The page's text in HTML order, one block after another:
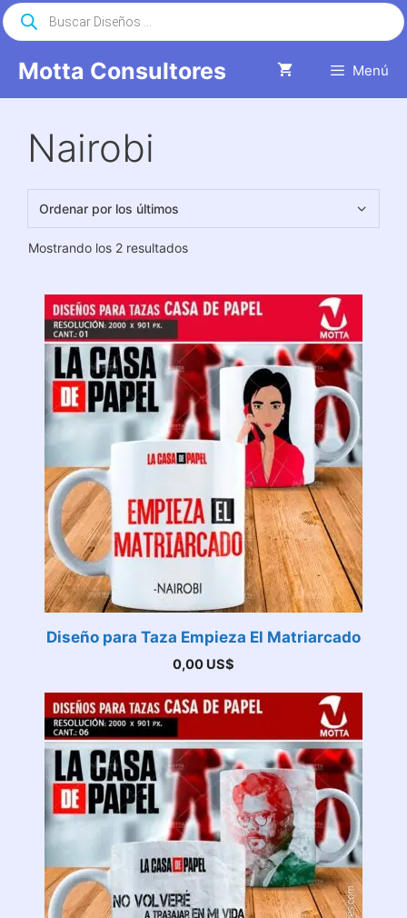
Saltar
al
Motta Consultores Menú
Búsqueda
de
productos
Nairobi
Mostrando los 2 resultadosOrdenado
últimos
Diseño para Taza Empieza El Matriarcado
0,00 US$